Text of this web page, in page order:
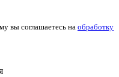
вы соглашаетесь наобработку